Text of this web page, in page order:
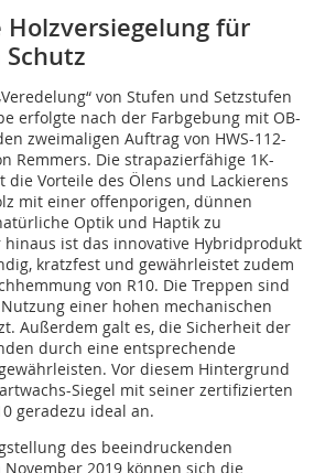
Holzversiegelung für
von Stufen und Setzstufen
erfolgte nach der Farbgebung mit OB-
zweimaligen Auftrag von HWS-112-
Remmers. Die strapazierfähige 1K-
die Vorteile des Ölens und Lackierens
mit einer offenporigen, dünnen
Optik und Haptik zu
ist das innovative Hybridprodukt
kratzfest und gewährleistet zudem
von R10. Die Treppen sind
einer hohen mechanischen
Außerdem galt es, die Sicherheit der
durch eine entsprechende
Vor diesem Hintergrund
Siegel mit seiner zertifizierten
geradezu ideal an.
des beeindruckenden
2019 können sich die